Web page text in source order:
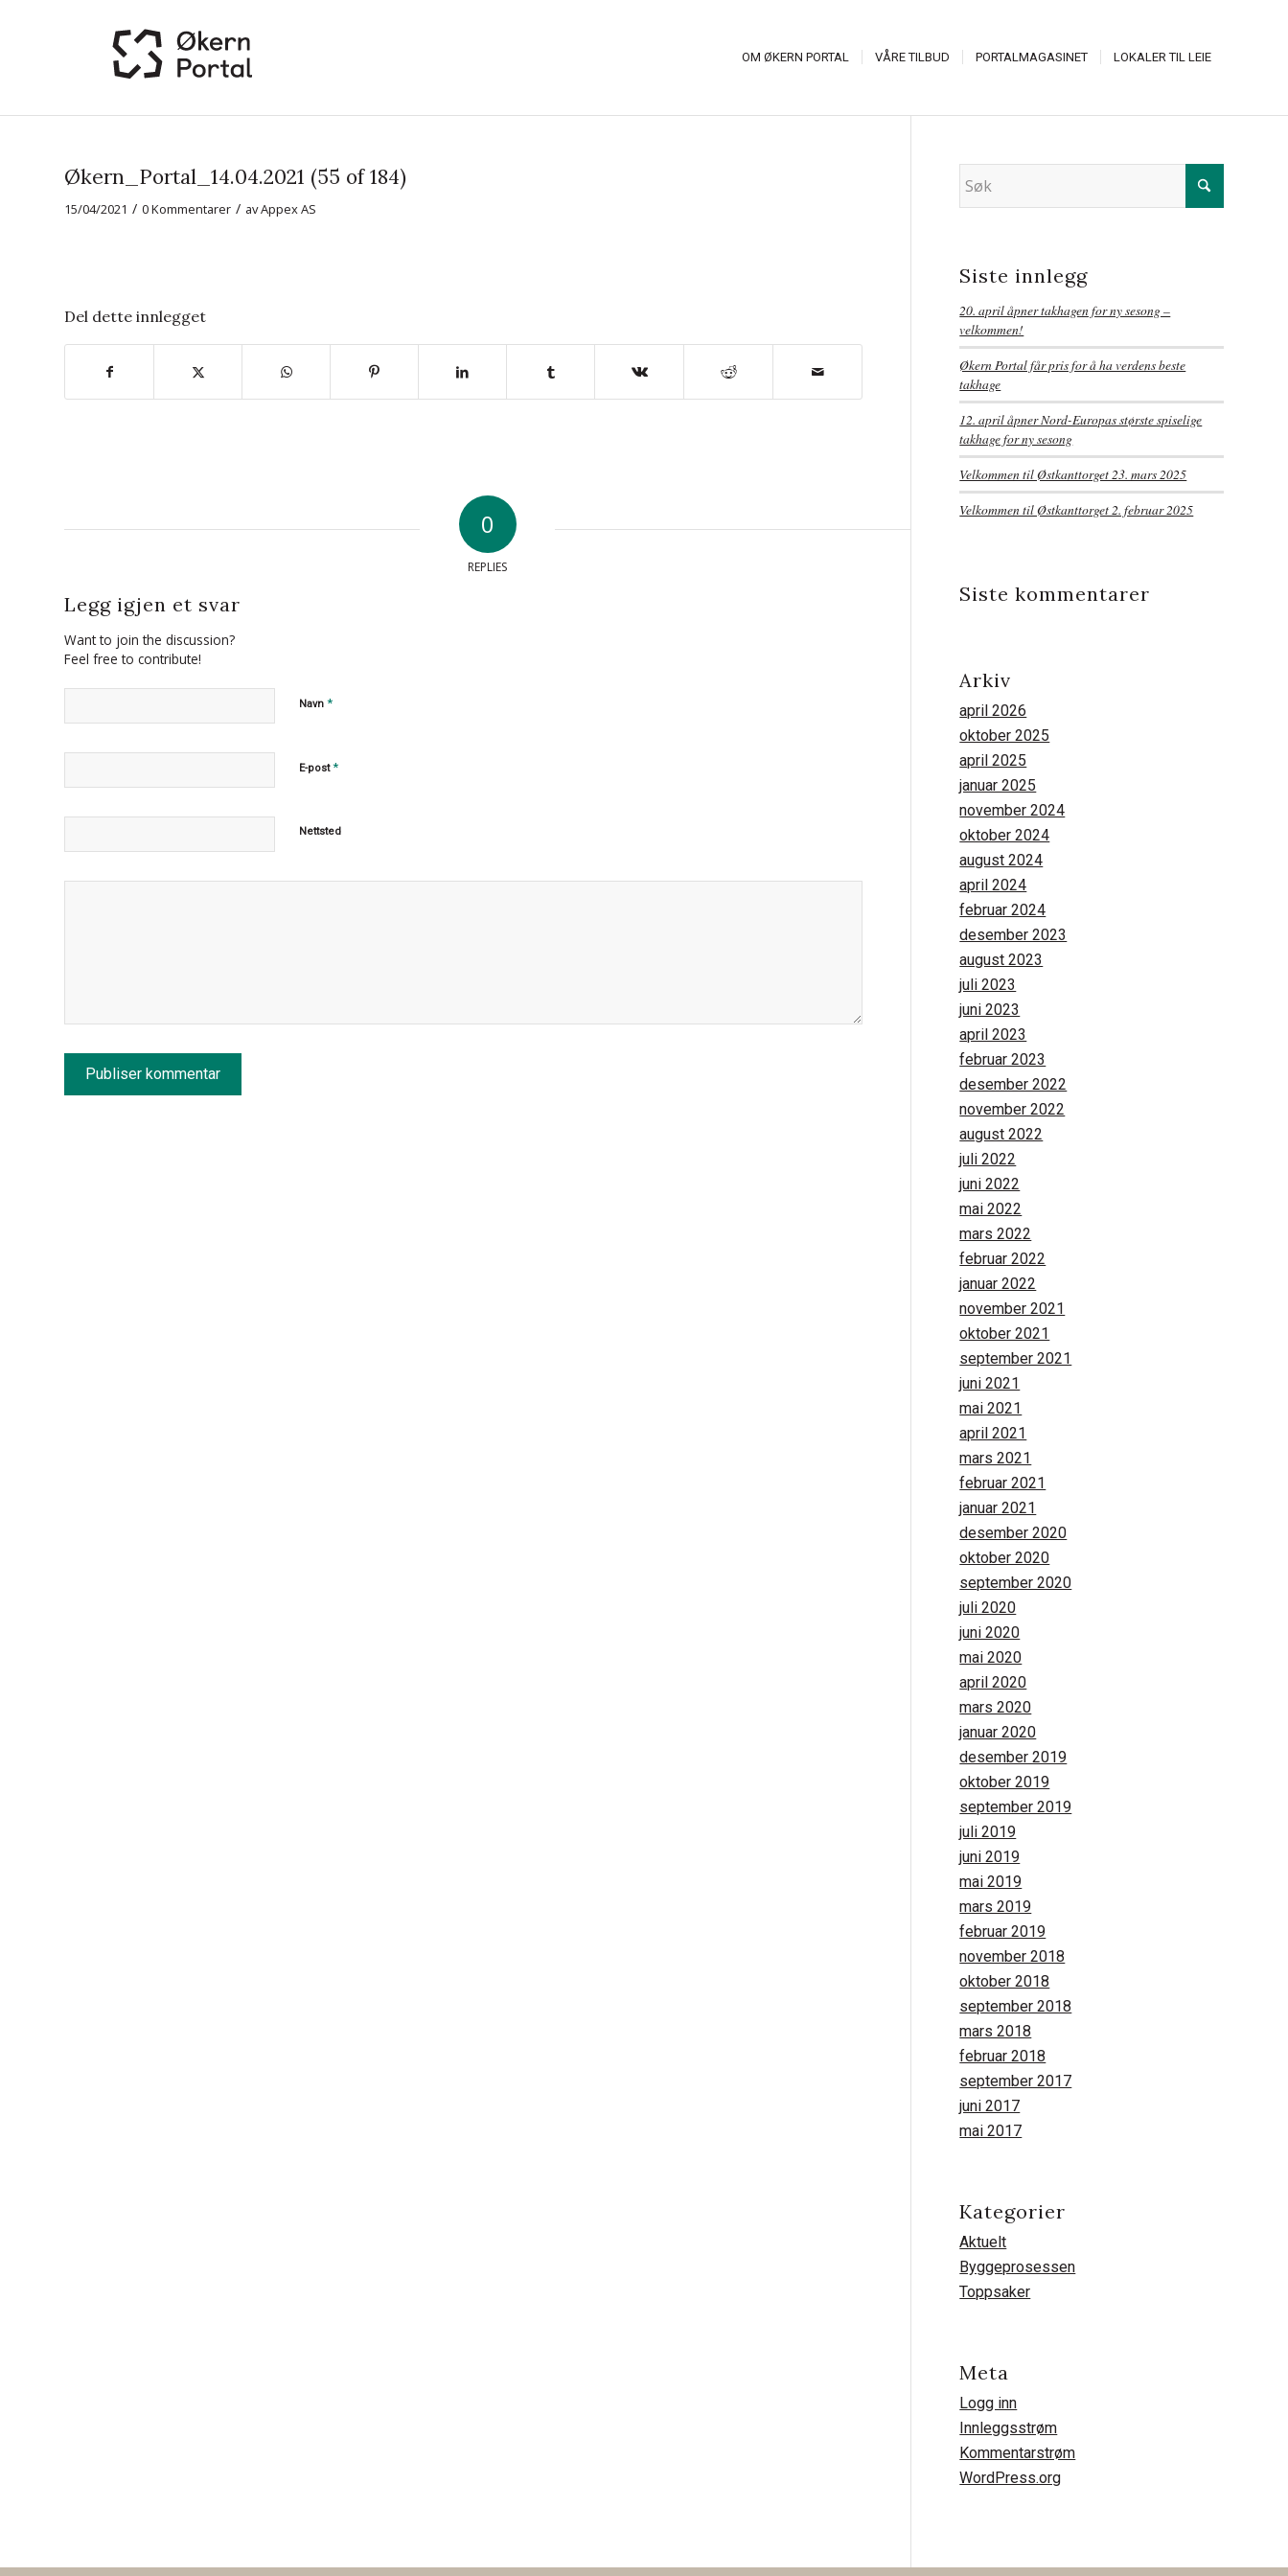
OM ØKERN PORTAL VÅRE TILBUD PORTALMAGASINET LOKALER TIL LEIE
Økern_Portal_14.04.2021 (55 of 184)
15/04/2021 / 0 Kommentarer / avAppex AS
Del dette innlegget
0
REPLIES
Legg igjen et svar
Want to join the discussion?
Feel free to contribute!
Navn *
E-post*
Nettsted
Siste innlegg
20. april åpner takhagen for ny sesong –
velkommen!
Økern Portal får pris for å ha verdens beste
takhage
12. april åpner Nord-Europas største spiselige
takhage for ny sesong
Velkommen til Østkanttorget 23. mars 2025
Velkommen til Østkanttorget 2. februar 2025
Siste kommentarer
Arkiv
april 2026
oktober 2025
april 2025
januar 2025
november 2024
oktober 2024
august 2024
april 2024
februar 2024
desember 2023
august 2023
juli 2023
juni 2023
april 2023
februar 2023
desember 2022
november 2022
august 2022
juli 2022
juni 2022
mai 2022
mars 2022
februar 2022
januar 2022
november 2021
oktober 2021
september 2021
juni 2021
mai 2021
april 2021
mars 2021
februar 2021
januar 2021
desember 2020
oktober 2020
september 2020
juli 2020
juni 2020
mai 2020
april 2020
mars 2020
januar 2020
desember 2019
oktober 2019
september 2019
juli 2019
juni 2019
mai 2019
mars 2019
februar 2019
november 2018
oktober 2018
september 2018
mars 2018
februar 2018
september 2017
juni 2017
mai 2017
Kategorier
Aktuelt
Byggeprosessen
Toppsaker
Meta
Logg inn
Innleggsstrøm
Kommentarstrøm
WordPress.org